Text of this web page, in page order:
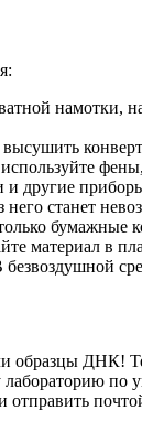
намотки,
и другие
него станет
бумажные
материал в
образцы ДНК!
по
отправить